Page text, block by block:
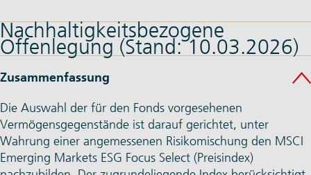
Nachhaltigkeitsbezogene
Offenlegung (Stand: 10.03.2026)
Zusammenfassung
Die Auswahl der für den Fonds vorgesehenen
Vermögensgegenstände ist darauf gerichtet, unter
Wahrung einer angemessenen Risikomischung den MSCI
Emerging Markets ESG Focus Select (Preisindex)